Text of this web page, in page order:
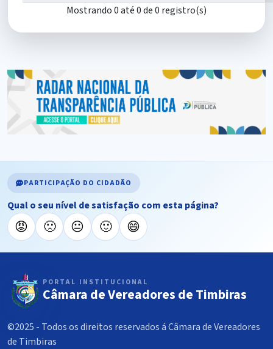
Mostrando 0 até 0 de 0 registro(s)
PARTICIPAÇÃO DO CIDADÃO
Qual o seu nível de satisfação com esta página?
😡 🙁 😐 🙂 😄
PORTAL INSTITUCIONAL
Câmara de Vereadores de Timbiras
©2025 - Todos os direitos reservados á Câmara de Vereadores
de Timbiras